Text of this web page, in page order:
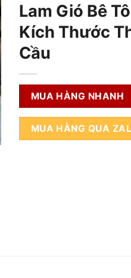
Lam Gió Bê
Kích Thước
Cầu
MUA HÀNG NHANH
MUA HÀNG QUA